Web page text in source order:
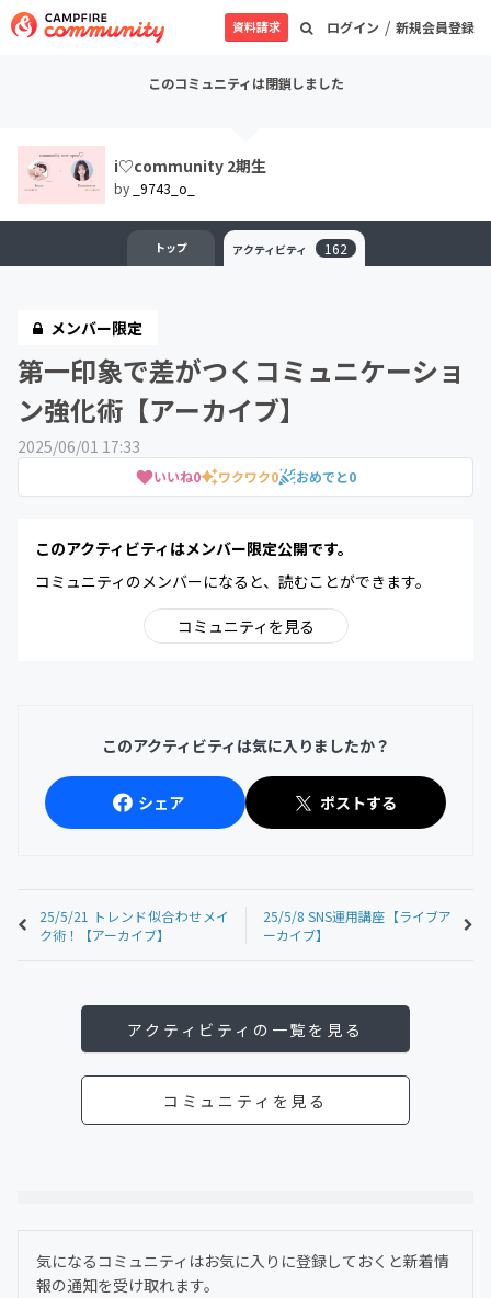
ログイン / 新規会員登録
資料請求
このコミュニティは閉鎖しました
i‎♡community 2期生
by _9743_o_
トップ アクティビティ 162
メンバー限定
第一印象で差がつくコミュニケーショ
ン強化術【アーカイブ】
2025/06/01 17:33
いいね0 ワクワク0 おめでと0
このアクティビティはメンバー限定公開です。
コミュニティのメンバーになると、読むことができます。
コミュニティを見る
このアクティビティは気に入りましたか？
シェア ポストする
25/5/21 トレンド似合わせメイ
ク術！【アーカイブ】
25/5/8 SNS運用講座【ライブア
ーカイブ】
アクティビティの一覧を見る
コミュニティを見る
気になるコミュニティはお気に入りに登録しておくと新着情
報の通知を受け取れます。